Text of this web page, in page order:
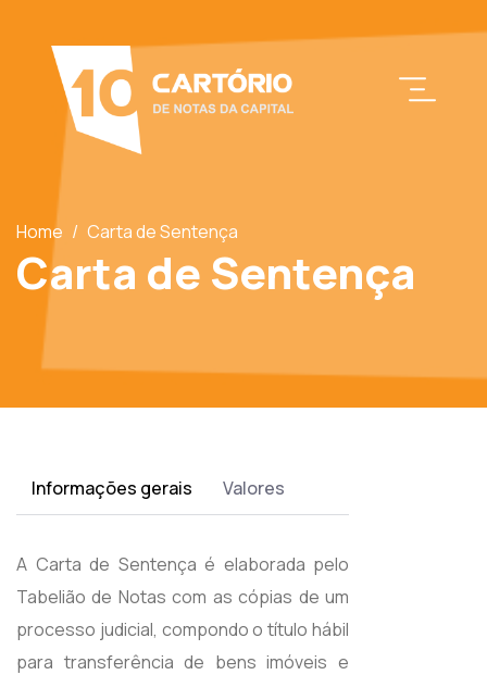
Home / Carta de Sentença
Carta de Sentença
Informações gerais Valores
A Carta de Sentença é elaborada pelo
Tabelião de Notas com as cópias de um
processo judicial, compondo o título hábil
para transferência de bens imóveis e